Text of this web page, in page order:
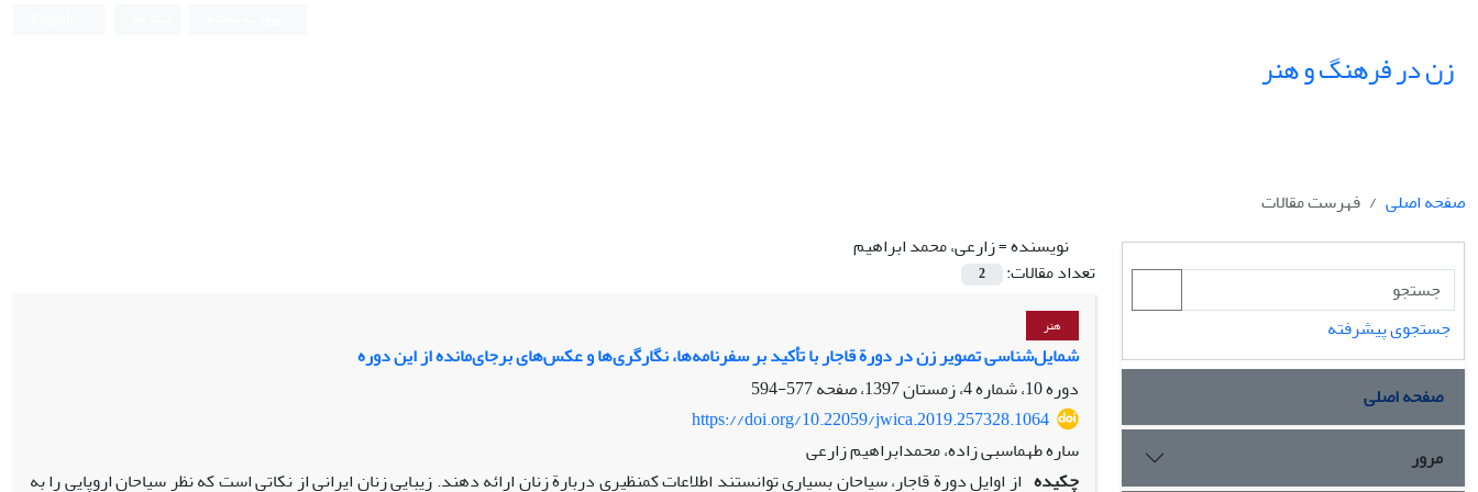
زن در فرهنگ و هنر
صفحه اصلی
فهرست مقالات
نویسنده =زارعی، محمد ابراهیم
تعداد مقالات:
2
هنر
شمایل‌شناسی تصویر زن در دورة قاجار با تأکید بر سفرنامه‌ها، نگارگری‌ها و عکس‌های برجای‌مانده از این دوره
دوره 10، شماره 4، زمستان 1397، صفحه
577-594
https://doi.org/10.22059/jwica.2019.257328.1064
ساره طهماسبی زاده، محمدابراهیم زارعی
چکیده از اوایل دورة قاجار، سیاحان بسیاری توانستند اطلاعات کم‏نظیری دربارة زنان ارائه دهند. زیبایی زنان ایرانی از نکاتی است که نظر سیاحان اروپایی را به
جستجوی پیشرفته
صفحه اصلی
مرور